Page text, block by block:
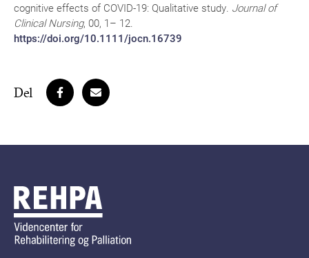
cognitive effects of COVID-19: Qualitative study. Journal of
Clinical Nursing, 00, 1– 12.
https://doi.org/10.1111/jocn.16739
Del